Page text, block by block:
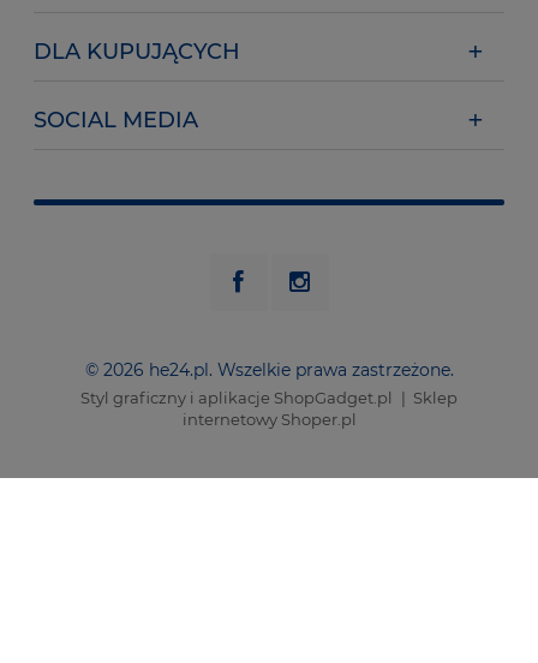
DLA KUPUJĄCYCH
SOCIAL MEDIA
© 2026 he24.pl. Wszelkie prawa zastrzeżone.
Styl graficzny i aplikacje ShopGadget.pl
Sklep
internetowy Shoper.pl